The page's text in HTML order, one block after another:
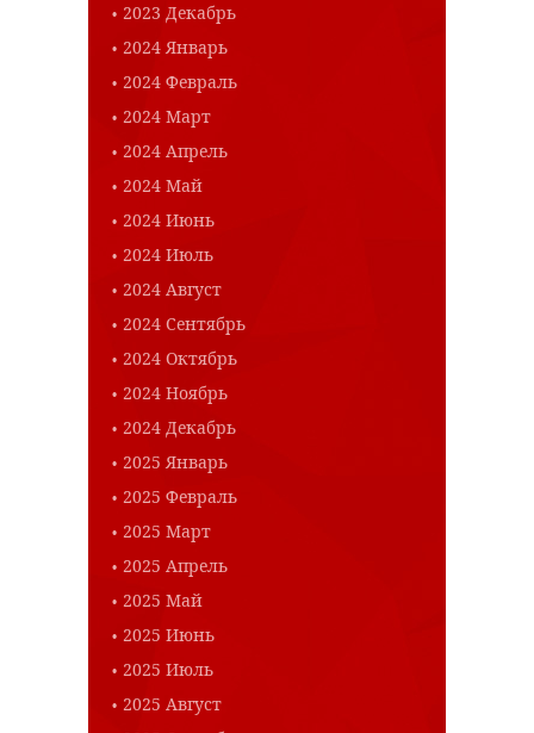
2023 Декабрь
2024 Январь
2024 Февраль
2024 Март
2024 Апрель
2024 Май
2024 Июнь
2024 Июль
2024 Август
2024 Сентябрь
2024 Октябрь
2024 Ноябрь
2024 Декабрь
2025 Январь
2025 Февраль
2025 Март
2025 Апрель
2025 Май
2025 Июнь
2025 Июль
2025 Август